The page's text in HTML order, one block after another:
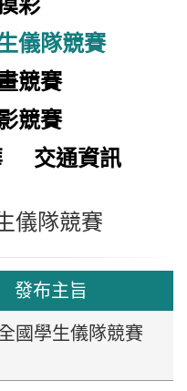
彩
儀隊競賽
競賽
競賽
交通資訊
儀隊競賽
發布主旨
國學生儀隊競賽